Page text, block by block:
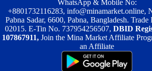
WhatsApp & Mobile No:
+8801732116283, info@minamarket.online,
Pabna Sadar, 6600, Pabna, Bangladesh.
02015. E-Tin No. 737954256507, DBID
107867911, Join the Mina Market Affiliate
an Affiliate